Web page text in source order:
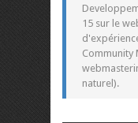
15 sur le
Community
naturel).